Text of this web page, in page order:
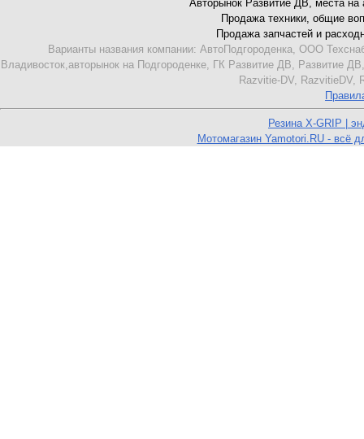
Авторынок Развитие ДВ, места на
Продажа техники, общие
Продажа запчастей и
Варианты названия компании: АвтоПодгороденка, ООО
Владивосток,авторынок на Подгороденке, ГК Развитие ДВ,
Razvitie-DV, RazvitieDV,
Резина X-GRIP |
Мотомагазин Yamotori.RU - всё